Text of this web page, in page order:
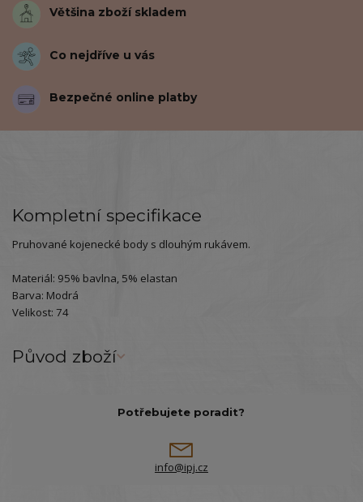
Většina zboží skladem
Co nejdříve u vás
Bezpečné online platby
Kompletní specifikace
Pruhované kojenecké body s dlouhým rukávem.
Materiál: 95% bavlna, 5% elastan
Barva: Modrá
Velikost: 74
Původ zboží
Potřebujete poradit?
info@ipj.cz